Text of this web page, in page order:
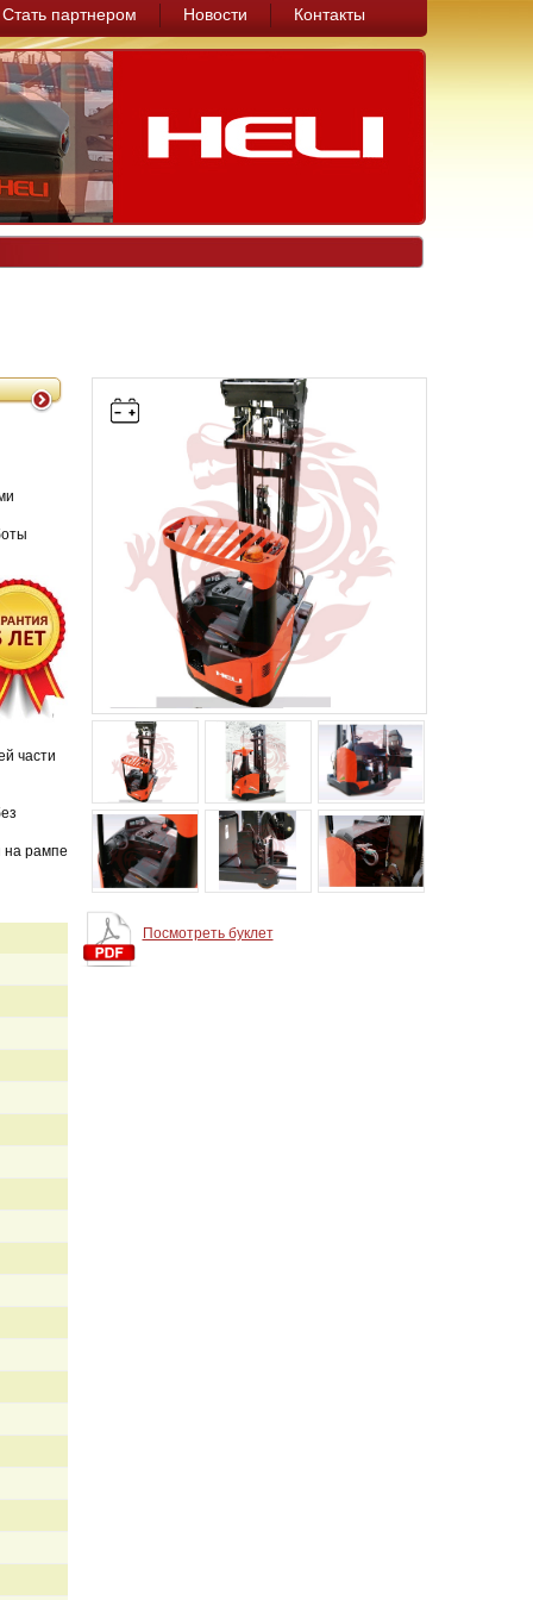
Стать партнером Новости Контакты
части
на рампе
Посмотреть буклет